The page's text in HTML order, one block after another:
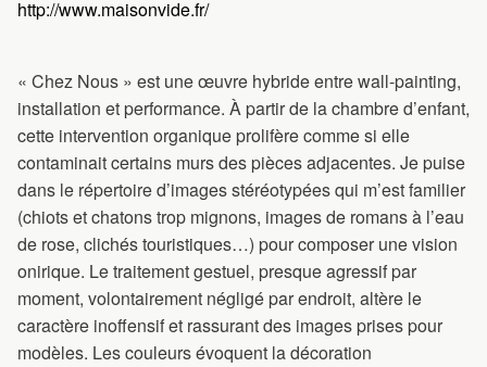
http://www.maisonvide.fr/
« Chez Nous » est une œuvre hybride entre wall-painting,
installation et performance. À partir de la chambre d’enfant,
cette intervention organique prolifère comme si elle
contaminait certains murs des pièces adjacentes. Je puise
dans le répertoire d’images stéréotypées qui m’est familier
(chiots et chatons trop mignons, images de romans à l’eau
de rose, clichés touristiques…) pour composer une vision
onirique. Le traitement gestuel, presque agressif par
moment, volontairement négligé par endroit, altère le
caractère inoffensif et rassurant des images prises pour
modèles. Les couleurs évoquent la décoration